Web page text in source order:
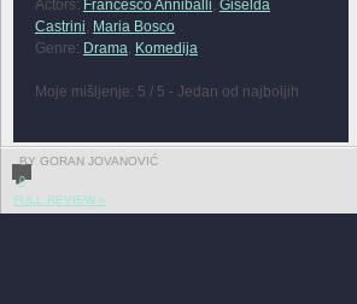
Actors: Francesco Anniballi, Giselda
Castrini, Maria Bosco
Genre: Drama, Komedija
Moje mišljenje: 5 / 5 - Jedan od najboljih
BY GORAN JOVANOVIĆ
0
FULL REVIEW »